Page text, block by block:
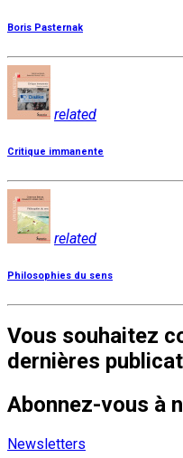
Boris Pasternak
related
Critique immanente
related
Philosophies du sens
Vous souhaitez
dernières
Abonnez-vous à
Newsletters